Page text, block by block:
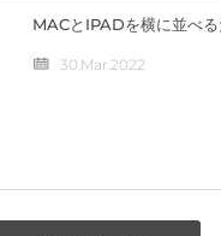
MACとIPADを横に並べ
仕組みとは？
30.Mar.2022